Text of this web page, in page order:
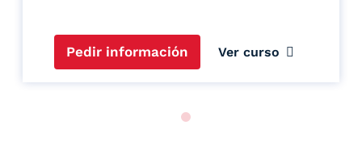
Pedir información Ver curso